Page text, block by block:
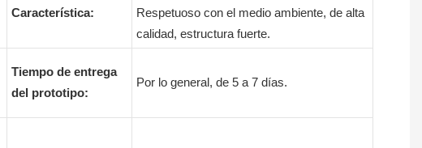
Característica:
Respetuoso con el medio ambiente, de alta
calidad, estructura fuerte.
Tiempo de entrega
del prototipo:
Por lo general, de 5 a 7 días.